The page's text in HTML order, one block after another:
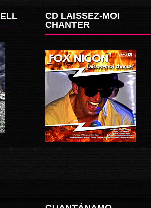
CD LAISSEZ-MOI
CHANTER